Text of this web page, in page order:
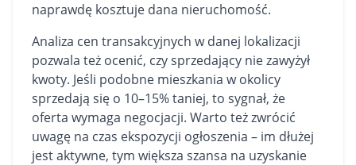
naprawdę kosztuje dana nieruchomość.
Analiza cen transakcyjnych w danej lokalizacji
pozwala też ocenić, czy sprzedający nie zawyżył
kwoty. Jeśli podobne mieszkania w okolicy
sprzedają się o 10–15% taniej, to sygnał, że
oferta wymaga negocjacji. Warto też zwrócić
uwagę na czas ekspozycji ogłoszenia – im dłużej
jest aktywne, tym większa szansa na uzyskanie